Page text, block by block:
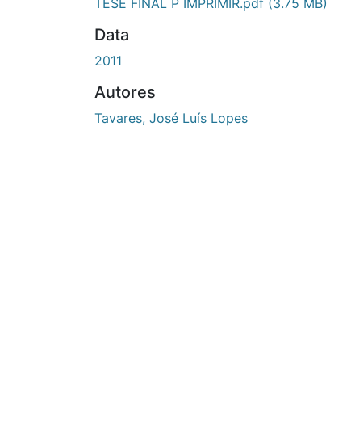
Data
2011
Autores
Tavares, José Luís Lopes